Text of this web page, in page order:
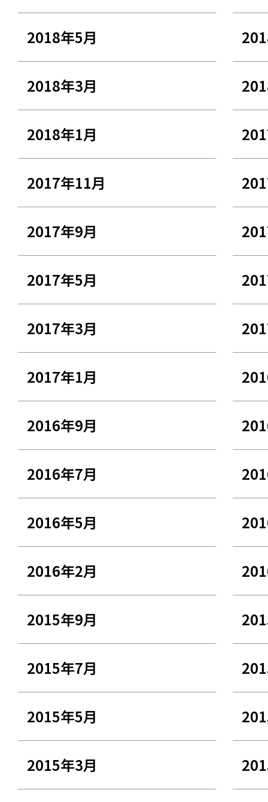
2018年5月
2018年3月
2018年1月
2017年11月
2017年9月
2017年5月
2017年3月
2017年1月
2016年9月
2016年7月
2016年5月
2016年2月
2015年9月
2015年7月
2015年5月
2015年3月